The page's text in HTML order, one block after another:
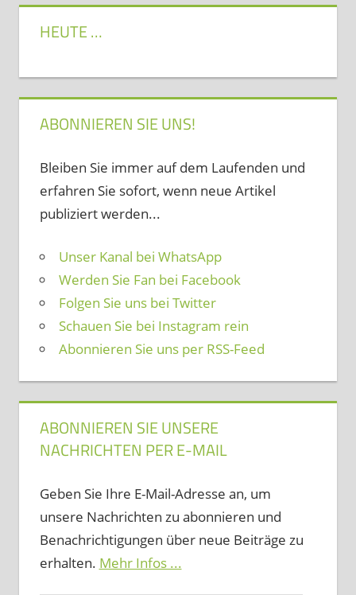
HEUTE …
ABONNIEREN SIE UNS!
Bleiben Sie immer auf dem Laufenden und
erfahren Sie sofort, wenn neue Artikel
publiziert werden...
Unser Kanal bei WhatsApp
Werden Sie Fan bei Facebook
Folgen Sie uns bei Twitter
Schauen Sie bei Instagram rein
Abonnieren Sie uns per RSS-Feed
ABONNIEREN SIE UNSERE
NACHRICHTEN PER E-MAIL
Geben Sie Ihre E-Mail-Adresse an, um
unsere Nachrichten zu abonnieren und
Benachrichtigungen über neue Beiträge zu
erhalten. Mehr Infos ...